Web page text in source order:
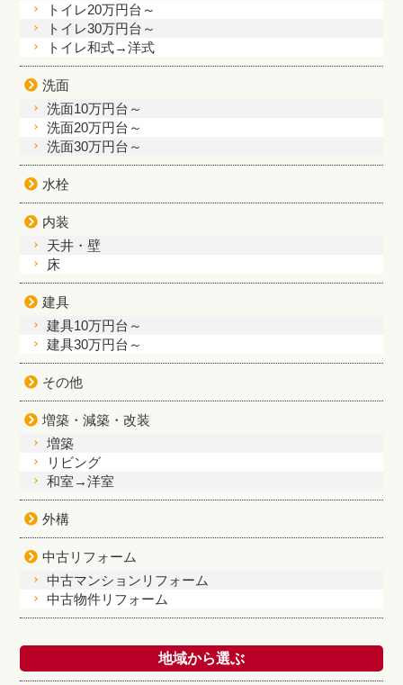
トイレ20万円台～
トイレ30万円台～
トイレ和式→洋式
洗面
洗面10万円台～
洗面20万円台～
洗面30万円台～
水栓
内装
天井・壁
床
建具
建具10万円台～
建具30万円台～
その他
増築・減築・改装
増築
リビング
和室→洋室
外構
中古リフォーム
中古マンションリフォーム
中古物件リフォーム
地域から選ぶ